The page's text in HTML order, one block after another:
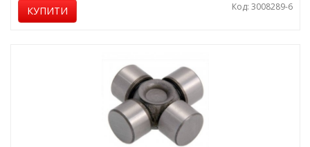
КУПИТИ Код: 3008289-6